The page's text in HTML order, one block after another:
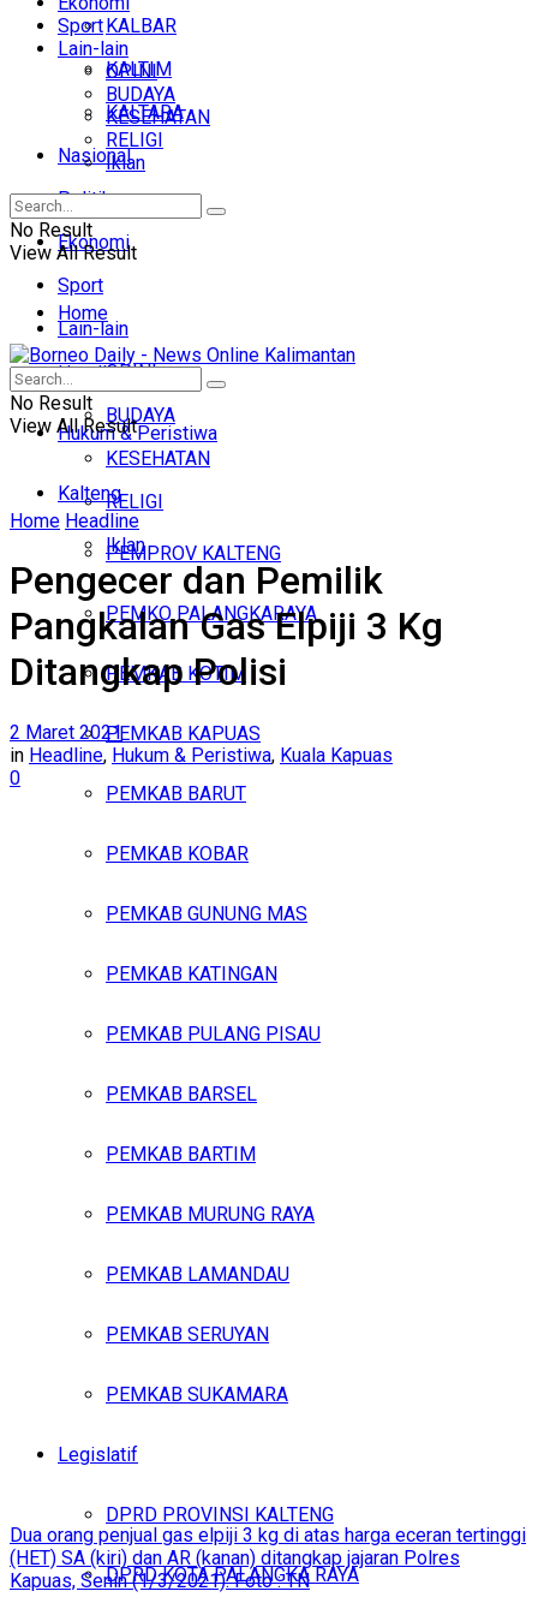
KALBAR
KALTIM
KALTARA
Nasional
Politik
Ekonomi
Sport
Lain-lain
OPINI
BUDAYA
KESEHATAN
RELIGI
Iklan
Minggu, Agustus 9, 2026
Sport
Lain-lain
OPINI
BUDAYA
KESEHATAN
RELIGI
Iklan
No Result
View All Result
Home
Headline
Hukum & Peristiwa
Kalteng
PEMPROV KALTENG
PEMKO PALANGKARAYA
PEMKAB KOTIM
PEMKAB KAPUAS
PEMKAB BARUT
PEMKAB KOBAR
PEMKAB GUNUNG MAS
PEMKAB KATINGAN
PEMKAB PULANG PISAU
PEMKAB BARSEL
PEMKAB BARTIM
PEMKAB MURUNG RAYA
PEMKAB LAMANDAU
PEMKAB SERUYAN
PEMKAB SUKAMARA
Legislatif
DPRD PROVINSI KALTENG
DPRD KOTA PALANGKA RAYA
No Result
View All Result
Home Headline
Pengecer dan Pemilik
Pangkalan Gas Elpiji 3 Kg
Ditangkap Polisi
2 Maret 2021
in Headline, Hukum & Peristiwa, Kuala Kapuas
0
Dua orang penjual gas elpiji 3 kg di atas harga eceran tertinggi
(HET) SA (kiri) dan AR (kanan) ditangkap jajaran Polres
Kapuas, Senin (1/3/2021). Foto : TN